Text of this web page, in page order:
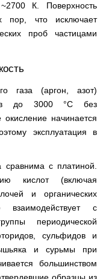
К. Поверхность
пор, что исключает
проб частицами
газа (аргон, азот)
до 3000 °С без
начинается
эксплуатация в
сравнима с платиной.
кислот (включая
и органических
взаимодействует с
периодической
сульфидов и
и сурьмы при
большинством